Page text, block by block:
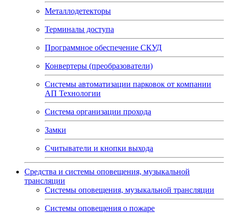
Металлодетекторы
Терминалы доступа
Программное обеспечение СКУД
Конвертеры (преобразователи)
Системы автоматизации парковок от компании
АП Технологии
Система организации прохода
Замки
Считыватели и кнопки выхода
Средства и системы оповещения, музыкальной
трансляции
Системы оповещения, музыкальной трансляции
Системы оповещения о пожаре